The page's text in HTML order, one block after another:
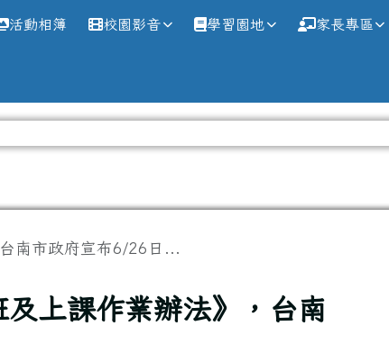
活動相簿 校園影音 學習園地 家長專區
南市政府宣布6/26日...
上課作業辦法》，台南